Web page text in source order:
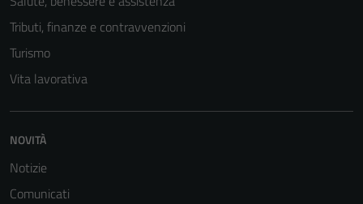
Tributi, finanze e contravvenzioni
Turismo
Vita lavorativa
NOVITÀ
Notizie
Comunicati